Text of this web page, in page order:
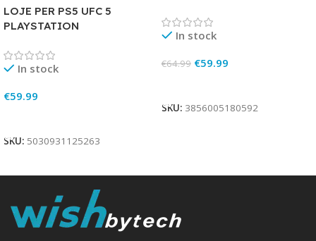
LOJE PER PS5 UFC 5
PLAYSTATION
In stock
€59.99
SKU: 5030931125263
In stock
€64.99 €59.99
SKU: 3856005180592